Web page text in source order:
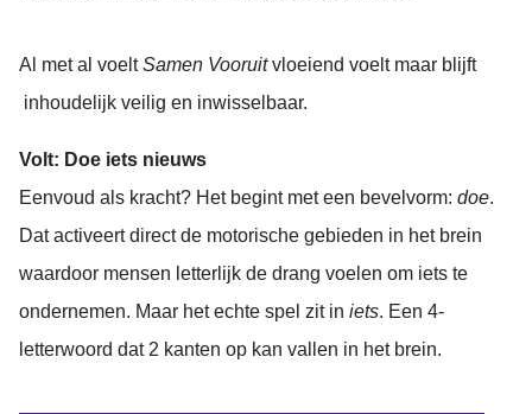
Al met al voeltSamen Vooruitvloeiend voelt maar blijft
inhoudelijk veilig en inwisselbaar.
Volt: Doe iets nieuws
Eenvoud als kracht? Het begint met een bevelvorm: doe.
Dat activeert direct de motorische gebieden in het brein
waardoor mensen letterlijk de drang voelen om iets te
ondernemen. Maar het echte spel zit in iets. Een 4-
letterwoord dat 2 kanten op kan vallen in het brein.